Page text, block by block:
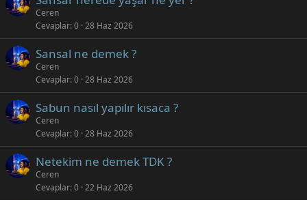
Ceren
Cevaplar 0 28 Haz 2026
Sansal ne demek ?
Ceren
Cevaplar 0 28 Haz 2026
Sabun nasıl yapılır kısaca ?
Ceren
Cevaplar 0 28 Haz 2026
Netekim ne demek TDK ?
Ceren
Cevaplar 0 22 Haz 2026